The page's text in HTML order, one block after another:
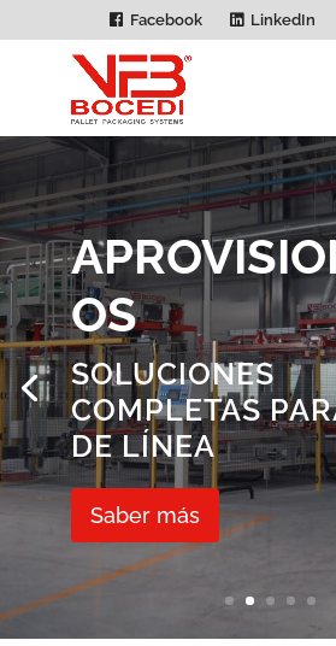
Facebook LinkedIn
OS
SOLUCIONES
COMPLETAS
DE LÍNEA
Saber más